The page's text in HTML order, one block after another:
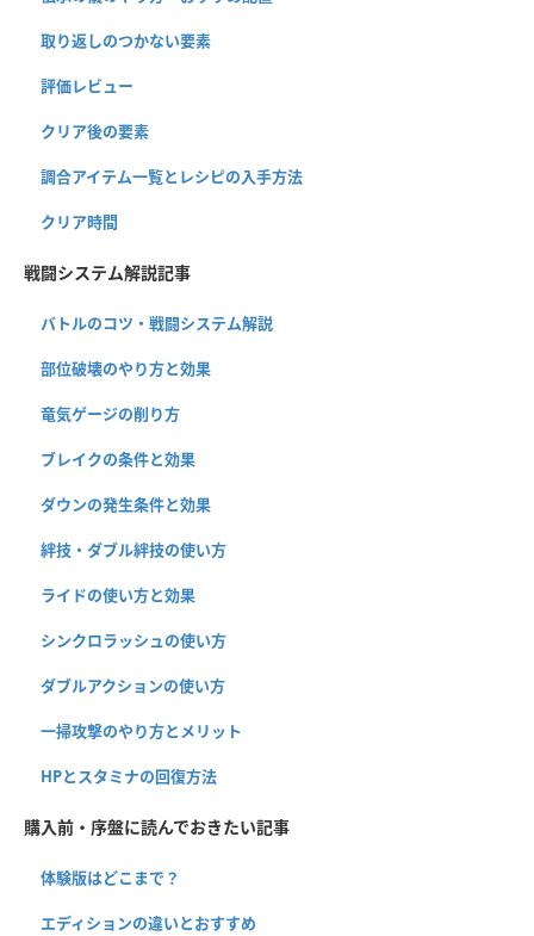
取り返しのつかない要素
評価レビュー
クリア後の要素
調合アイテム一覧とレシピの入手方法
クリア時間
戦闘システム解説記事
バトルのコツ・戦闘システム解説
部位破壊のやり方と効果
竜気ゲージの削り方
ブレイクの条件と効果
ダウンの発生条件と効果
絆技・ダブル絆技の使い方
ライドの使い方と効果
シンクロラッシュの使い方
ダブルアクションの使い方
一掃攻撃のやり方とメリット
HPとスタミナの回復方法
購入前・序盤に読んでおきたい記事
体験版はどこまで？
エディションの違いとおすすめ